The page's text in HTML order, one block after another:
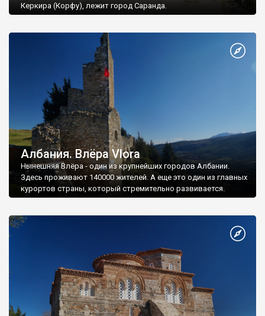
Керкира (Корфу), лежит город Саранда.
Албания. Влёра Vlora
Нынешняя Влёра - один из крупнейших городов Албании.
Здесь проживают 140000 жителей. А еще это один из главных
курортов страны, который стремительно развивается.